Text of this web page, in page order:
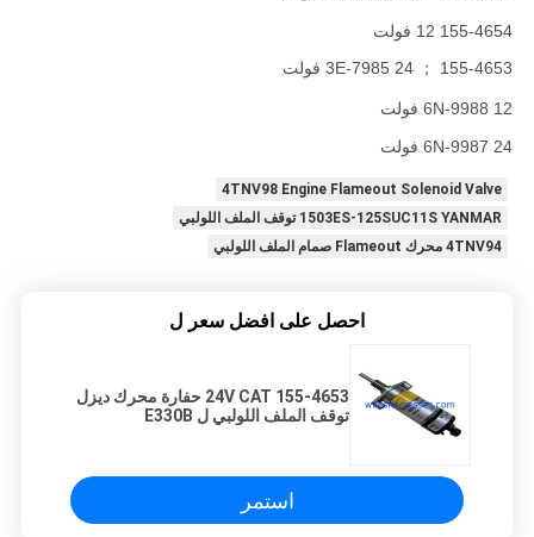
155-4654 12 فولت
155-4653 ； 3E-7985 24 فولت
6N-9988 12 فولت
6N-9987 24 فولت
4TNV98 Engine Flameout Solenoid Valve
1503ES-125SUC11S YANMAR توقف الملف اللولبي
4TNV94 محرك Flameout صمام الملف اللولبي
احصل على افضل سعر ل
155-4653 24V CAT حفارة محرك ديزل
توقف الملف اللولبي ل E330B
استمر